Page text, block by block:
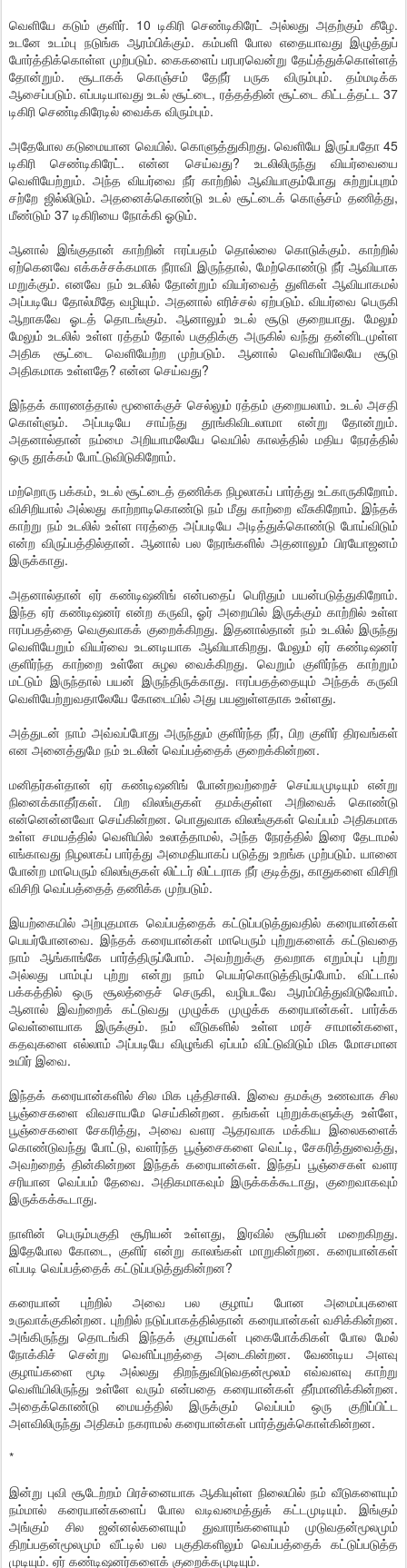
வெளியே கடும் குளிர். 10 டிகிரி செண்டிகிரேட் அல்லது அதற்கும் கீழே.
உடனே உடம்பு நடுங்க ஆரம்பிக்கும். கம்பளி போல எதையாவது இழுத்துப்
போர்த்திக்கொள்ள முற்படும். கைகளைப் பரபரவென்று தேய்த்துக்கொள்ளத்
தோன்றும். சூடாகக் கொஞ்சம் தேநீர் பருக விரும்பும். தம்மடிக்க
ஆசைப்படும். எப்படியாவது உடல் சூட்டை, ரத்தத்தின் சூட்டை கிட்டத்தட்ட 37
டிகிரி செண்டிகிரேடில் வைக்க விரும்பும்.
அதேபோல கடுமையான வெயில். கொளுத்துகிறது. வெளியே இருப்பதோ 45
டிகிரி செண்டிகிரேட். என்ன செய்வது? உடலிலிருந்து வியர்வையை
வெளியேற்றும். அந்த வியர்வை நீர் காற்றில் ஆவியாகும்போது சுற்றுப்புறம்
சற்றே ஜில்லிடும். அதனைக்கொண்டு உடல் சூட்டைக் கொஞ்சம் தணித்து,
மீண்டும் 37 டிகிரியை நோக்கி ஓடும்.
ஆனால் இங்குதான் காற்றின் ஈரப்பதம் தொல்லை கொடுக்கும். காற்றில்
ஏற்கெனவே எக்கச்சக்கமாக நீராவி இருந்தால், மேற்கொண்டு நீர் ஆவியாக
மறுக்கும். எனவே நம் உடலில் தோன்றும் வியர்வைத் துளிகள் ஆவியாகமல்
அப்படியே தோல்மீதே வழியும். அதனால் எரிச்சல் ஏற்படும். வியர்வை பெருகி
ஆறாகவே ஓடத் தொடங்கும். ஆனாலும் உடல் சூடு குறையாது. மேலும்
மேலும் உடலில் உள்ள ரத்தம் தோல் பகுதிக்கு அருகில் வந்து தன்னிடமுள்ள
அதிக சூட்டை வெளியேற்ற முற்படும். ஆனால் வெளியிலேயே சூடு
அதிகமாக உள்ளதே? என்ன செய்வது?
இந்தக் காரணத்தால் மூளைக்குச் செல்லும் ரத்தம் குறையலாம். உடல் அசதி
கொள்ளும். அப்படியே சாய்ந்து தூங்கிவிடலாமா என்று தோன்றும்.
அதனால்தான் நம்மை அறியாமலேயே வெயில் காலத்தில் மதிய நேரத்தில்
ஒரு தூக்கம் போட்டுவிடுகிறோம்.
மற்றொரு பக்கம், உடல் சூட்டைத் தணிக்க நிழலாகப் பார்த்து உட்காருகிறோம்.
விசிறியால் அல்லது காற்றாடிகொண்டு நம் மீது காற்றை வீசுகிறோம். இந்தக்
காற்று நம் உடலில் உள்ள ஈரத்தை அப்படியே அடித்துக்கொண்டு போய்விடும்
என்ற விருப்பத்தில்தான். ஆனால் பல நேரங்களில் அதனாலும் பிரயோஜனம்
இருக்காது.
அதனால்தான் ஏர் கண்டிஷனிங் என்பதைப் பெரிதும் பயன்படுத்துகிறோம்.
இந்த ஏர் கண்டிஷனர் என்ற கருவி, ஓர் அறையில் இருக்கும் காற்றில் உள்ள
ஈரப்பதத்தை வெகுவாகக் குறைக்கிறது. இதனால்தான் நம் உடலில் இருந்து
வெளியேறும் வியர்வை உடனடியாக ஆவியாகிறது. மேலும் ஏர் கண்டிஷனர்
குளிர்ந்த காற்றை உள்ளே சுழல வைக்கிறது. வெறும் குளிர்ந்த காற்றும்
மட்டும் இருந்தால் பயன் இருந்திருக்காது. ஈரப்பதத்தையும் அந்தக் கருவி
வெளியேற்றுவதாலேயே கோடையில் அது பயனுள்ளதாக உள்ளது.
அத்துடன் நாம் அவ்வப்போது அருந்தும் குளிர்ந்த நீர், பிற குளிர் திரவங்கள்
என அனைத்துமே நம் உடலின் வெப்பத்தைக் குறைக்கின்றன.
மனிதர்கள்தான் ஏர் கண்டிஷனிங் போன்றவற்றைச் செய்யமுடியும் என்று
நினைக்காதீர்கள். பிற விலங்குகள் தமக்குள்ள அறிவைக் கொண்டு
என்னென்னவோ செய்கின்றன. பொதுவாக விலங்குகள் வெப்பம் அதிகமாக
உள்ள சமயத்தில் வெளியில் உலாத்தாமல், அந்த நேரத்தில் இரை தேடாமல்
எங்காவது நிழலாகப் பார்த்து அமைதியாகப் படுத்து உறங்க முற்படும். யானை
போன்ற மாபெரும் விலங்குகள் லிட்டர் லிட்டராக நீர் குடித்து, காதுகளை விசிறி
விசிறி வெப்பத்தைத் தணிக்க முற்படும்.
இயற்கையில் அற்புதமாக வெப்பத்தைக் கட்டுப்படுத்துவதில் கரையான்கள்
பெயர்போனவை. இந்தக் கரையான்கள் மாபெரும் புற்றுகளைக் கட்டுவதை
நாம் ஆங்காங்கே பார்த்திருப்போம். அவற்றுக்கு தவறாக எறும்புப் புற்று
அல்லது பாம்புப் புற்று என்று நாம் பெயர்கொடுத்திருப்போம். விட்டால்
பக்கத்தில் ஒரு சூலத்தைச் செருகி, வழிபடவே ஆரம்பித்துவிடுவோம்.
ஆனால் இவற்றைக் கட்டுவது முழுக்க முழுக்க கரையான்கள். பார்க்க
வெள்ளையாக இருக்கும். நம் வீடுகளில் உள்ள மரச் சாமான்களை,
கதவுகளை எல்லாம் அப்படியே விழுங்கி ஏப்பம் விட்டுவிடும் மிக மோசமான
உயிர் இவை.
இந்தக் கரையான்களில் சில மிக புத்திசாலி. இவை தமக்கு உணவாக சில
பூஞ்சைகளை விவசாயமே செய்கின்றன. தங்கள் புற்றுக்களுக்கு உள்ளே,
பூஞ்சைகளை சேகரித்து, அவை வளர ஆதரவாக மக்கிய இலைகளைக்
கொண்டுவந்து போட்டு, வளர்ந்த பூஞ்சைகளை வெட்டி, சேகரித்துவைத்து,
அவற்றைத் தின்கின்றன இந்தக் கரையான்கள். இந்தப் பூஞ்சைகள் வளர
சரியான வெப்பம் தேவை. அதிகமாகவும் இருக்கக்கூடாது, குறைவாகவும்
இருக்கக்கூடாது.
நாளின் பெரும்பகுதி சூரியன் உள்ளது, இரவில் சூரியன் மறைகிறது.
இதேபோல கோடை, குளிர் என்று காலங்கள் மாறுகின்றன. கரையான்கள்
எப்படி வெப்பத்தைக் கட்டுப்படுத்துகின்றன?
கரையான் புற்றில் அவை பல குழாய் போன அமைப்புகளை
உருவாக்குகின்றன. புற்றில் நடுப்பாகத்தில்தான் கரையான்கள் வசிக்கின்றன.
அங்கிருந்து தொடங்கி இந்தக் குழாய்கள் புகைபோக்கிகள் போல மேல்
நோக்கிச் சென்று வெளிப்புறத்தை அடைகின்றன. வேண்டிய அளவு
குழாய்களை மூடி அல்லது திறந்துவிடுவதன்மூலம் எவ்வளவு காற்று
வெளியிலிருந்து உள்ளே வரும் என்பதை கரையான்கள் தீர்மானிக்கின்றன.
அதைக்கொண்டு மையத்தில் இருக்கும் வெப்பம் ஒரு குறிப்பிட்ட
அளவிலிருந்து அதிகம் நகராமல் கரையான்கள் பார்த்துக்கொள்கின்றன.
*
இன்று புவி சூடேற்றம் பிரச்னையாக ஆகியுள்ள நிலையில் நம் வீடுகளையும்
நம்மால் கரையான்களைப் போல வடிவமைத்துக் கட்டமுடியும். இங்கும்
அங்கும் சில ஜன்னல்களையும் துவாரங்களையும் முடுவதன்மூலமும்
திறப்பதன்மூலமும் வீட்டில் பல பகுதிகளிலும் வெப்பத்தைக் கட்டுப்படுத்த
முடியும். ஏர் கண்டிஷனர்களைக் குறைக்கமுடியும்.